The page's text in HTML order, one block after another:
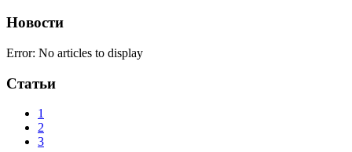
Новости
Error: No articles to display
Статьи
1
2
3